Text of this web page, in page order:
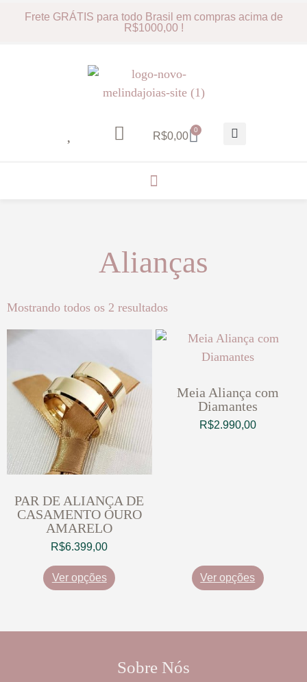
Frete GRÁTIS para todo Brasil em compras acima de
R$1000,00 !
R$0,00 0
Alianças
Mostrando todos os 2 resultados
PAR DE ALIANÇA DE
CASAMENTO OURO
AMARELO
R$6.399,00
Ver opções
Meia Aliança com
Diamantes
R$2.990,00
Ver opções
Sobre Nós